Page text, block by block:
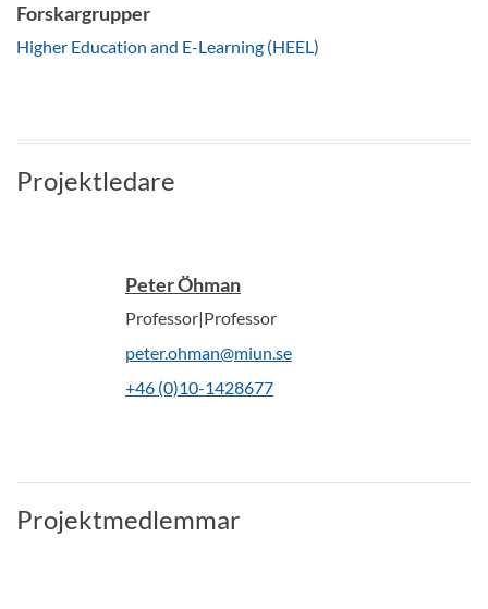
Forskargrupper
Higher Education and E-Learning (HEEL)
Projektledare
Peter Öhman
Professor|Professor
peter.ohman@miun.se
+46 (0)10-1428677
Projektmedlemmar